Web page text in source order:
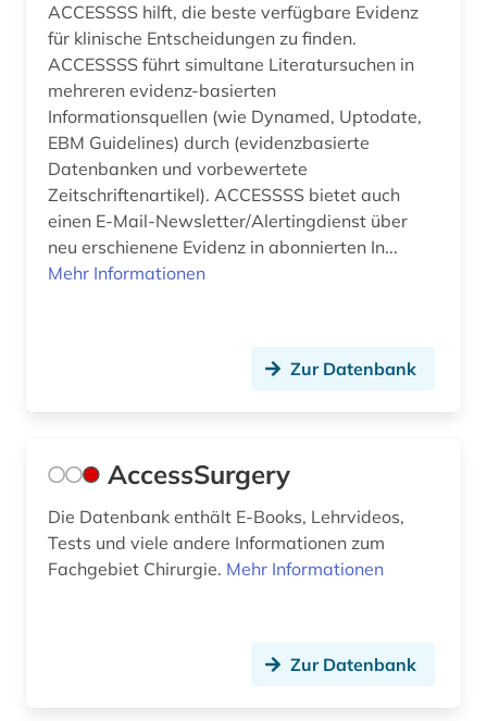
digitalisierung (2)
din-en-iso-norm (1)
din-iso-norm (1)
din-norm (1)
din-vde-norm (1)
disability studies (1)
dissertationen (1)
diversität (1)
diätetik (1)
ACCESSSS hilft, die beste verfügbare Evidenz
für klinische Entscheidungen zu finden.
ACCESSSS führt simultane Literatursuchen in
mehreren evidenz-basierten
Informationsquellen (wie Dynamed, Uptodate,
EBM Guidelines) durch (evidenzbasierte
Datenbanken und vorbewertete
Zeitschriftenartikel). ACCESSSS bietet auch
einen E-Mail-Newsletter/Alertingdienst über
neu erschienene Evidenz in abonnierten In...
Mehr Informationen
Zur Datenbank
AccessSurgery
Die Datenbank enthält E-Books, Lehrvideos,
Tests und viele andere Informationen zum
Fachgebiet Chirurgie. Mehr Informationen
Zur Datenbank